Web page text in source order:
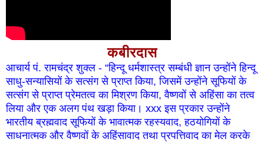
कबीरदास
आचार्य पं. रामचंद्र शुक्ल - “हिन्दू धर्मशास्त्र सम्बंधी ज्ञान उन्होंने हिन्दू
साधु-सन्यासियों के सत्संग से प्राप्त किया, जिसमें उन्होंने सूफियों के
सत्संग से प्राप्त प्रेमतत्व का मिश्रण किया, वैष्णवों से अहिंसा का तत्व
लिया और एक अलग पंथ खड़ा किया। xxx इस प्रकार उन्होंने
भारतीय ब्रह्मवाद सूफियों के भावात्मक रहस्यवाद, हठयोगियों के
साधनात्मक और वैष्णवों के अहिंसावाद तथा प्रपत्तिवाद का मेल करके